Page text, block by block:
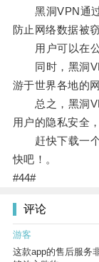
黑洞VPN通过
防止网络数据被
用户可以在公
同时，黑洞
游于世界各地的
总之，黑洞
用户的隐私安全
赶快下载一个
快吧！。
#44#
评论
游客
这款app的售后服务